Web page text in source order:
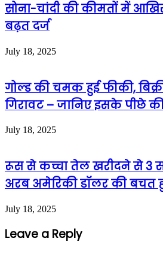
सोना-चांदी की कीमतों में
बढ़त दर्ज
July 18, 2025
गोल्ड की चमक हुई फीकी,
गिरावट – जानिए इसके पीछे
July 18, 2025
रूस से कच्चा तेल खरीदने से 3
अरब अमेरिकी डॉलर की बचत
July 18, 2025
Leave a Reply